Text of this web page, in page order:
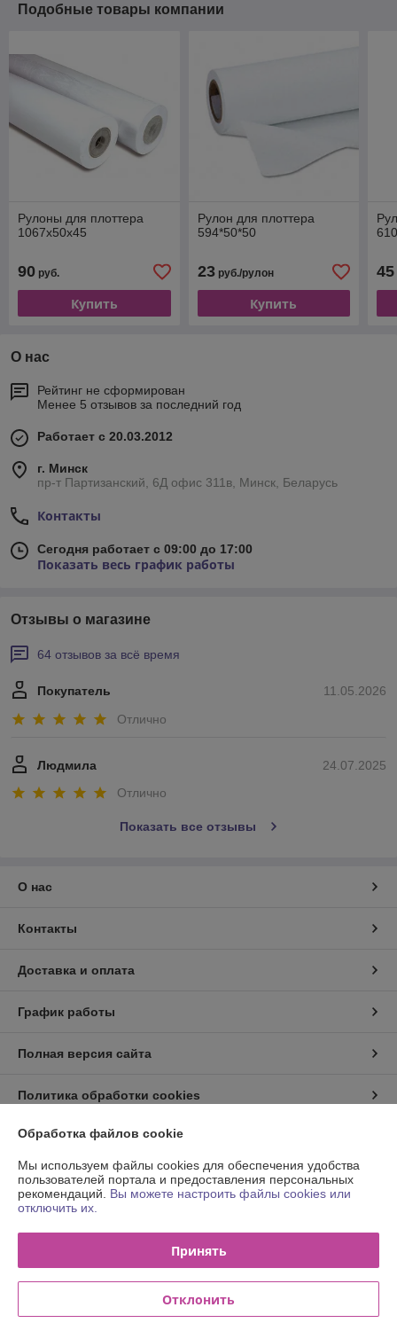
Подобные товары компании
Рулоны для плоттера
1067х50х45
90 руб.
Купить
Рулон для плоттера
594*50*50
23руб./рулон
Купить
45
О нас
Рейтинг не сформирован
Менее 5 отзывов за последний год
Работает с 20.03.2012
г. Минск
пр-т Партизанский, 6Д офис 311в, Минск, Беларусь
Контакты
Сегодня работает с 09:00 до 17:00
Показать весь график работы
Отзывы о магазине
64 отзывов за всё время
11.05.2026
Покупатель
Отлично
24.07.2025
Людмила
Отлично
Показать все отзывы
О нас
Контакты
Доставка и оплата
График работы
Полная версия сайта
Политика обработки cookies
Сайт создан на платформе Deal.by
Информация для покупателя
Юридическое лицо:Общество с ограниченной ответственностью
220033, г. Минск пр-т Партизанский, 6Д, офис 311в
Обработка файлов cookie
Мы используем файлы cookies для обеспечения удобства
пользователей портала и предоставления персональных
рекомендаций. Вы можете настроить файлы cookies или
отключить их.
Принять
Отклонить